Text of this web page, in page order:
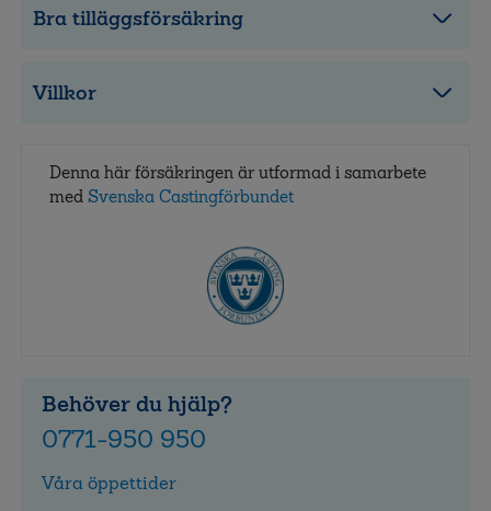
Bra tilläggsförsäkring
Villkor
Denna här försäkringen är utformad i samarbete
med Svenska Castingförbundet
Behöver du hjälp?
0771-950 950
Våra öppettider